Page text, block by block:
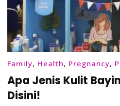
Family, Health, Pregnancy,
Apa Jenis Kulit
Disini!